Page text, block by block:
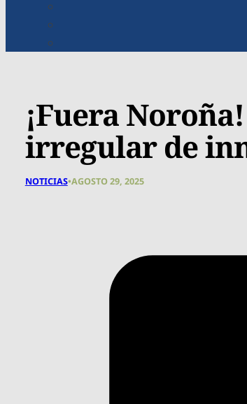
¡Fuera
irregular de
NOTICIAS•AGOSTO 29, 2025